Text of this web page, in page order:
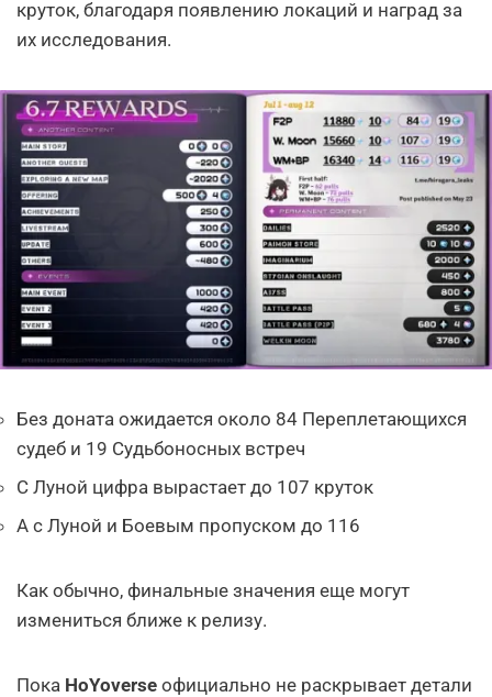
круток, благодаря появлению локаций и наград за
их исследования.
Без доната ожидается около 84 Переплетающихся
судеб и 19 Судьбоносных встреч
С Луной цифра вырастает до 107 круток
А с Луной и Боевым пропуском до 116
Как обычно, финальные значения еще могут
измениться ближе к релизу.
Пока HoYoverse официально не раскрывает детали